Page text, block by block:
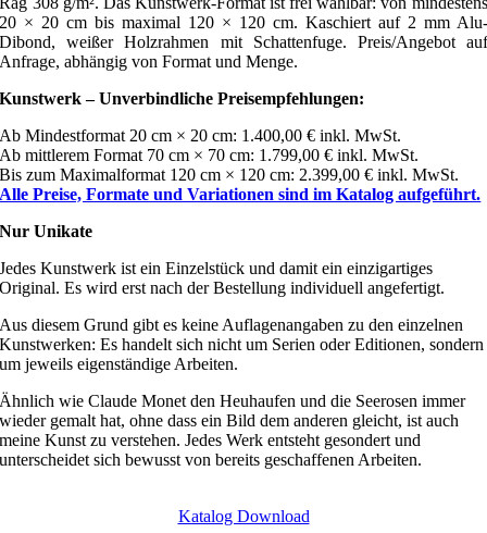
20 × 20 cm bis maximal 120 × 120 cm. Kaschiert auf 2 mm Alu-
Dibond, weißer Holzrahmen mit Schattenfuge. Preis/Angebot auf
Anfrage, abhängig von Format und Menge.
Kunstwerk – Unverbindliche Preisempfehlungen:
Ab Mindestformat 20 cm × 20 cm: 1.400,00 € inkl. MwSt.
Ab mittlerem Format 70 cm × 70 cm: 1.799,00 € inkl. MwSt.
Bis zum Maximalformat 120 cm × 120 cm: 2.399,00 € inkl. MwSt.
Alle Preise, Formate und Variationen sind im Katalog aufgeführt.
Nur Unikate
Jedes Kunstwerk ist ein Einzelstück und damit ein einzigartiges
Original. Es wird erst nach der Bestellung individuell angefertigt.
Aus diesem Grund gibt es keine Auflagenangaben zu den einzelnen
Kunstwerken: Es handelt sich nicht um Serien oder Editionen, sondern
um jeweils eigenständige Arbeiten.
Ähnlich wie Claude Monet den Heuhaufen und die Seerosen immer
wieder gemalt hat, ohne dass ein Bild dem anderen gleicht, ist auch
meine Kunst zu verstehen. Jedes Werk entsteht gesondert und
unterscheidet sich bewusst von bereits geschaffenen Arbeiten.
Katalog Download